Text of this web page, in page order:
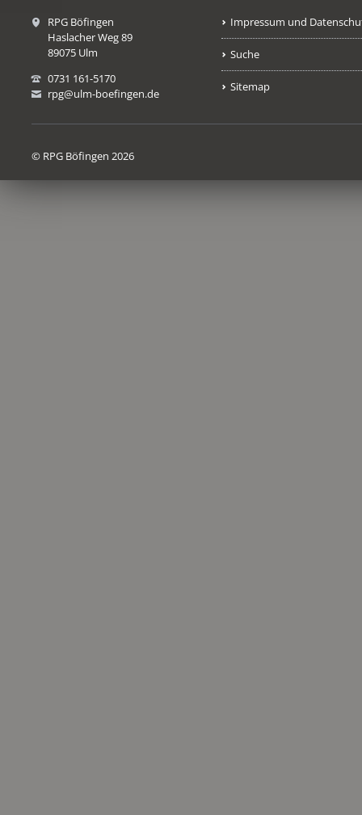
RPG Böfingen
Haslacher Weg 89
89075 Ulm
0731 161-5170
rpg@ulm-boefingen.de
Impressum und
Suche
Sitemap
© RPG Böfingen 2026